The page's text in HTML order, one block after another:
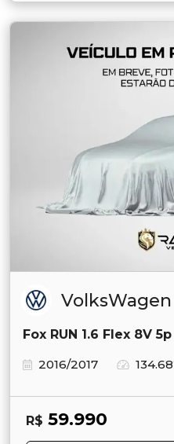
VolksWagen
Fox RUN 1.6 Flex 8V 5p
2016/2017
R$ 59.990